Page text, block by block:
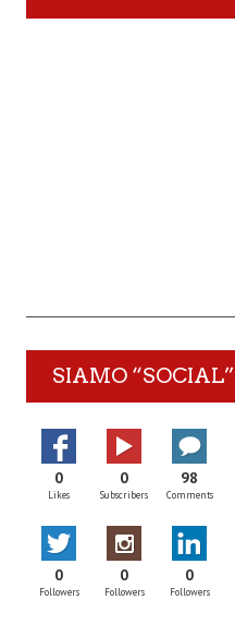
SIAMO “SOCIAL”
0
Likes
0
Subscribers
98
Comments
0
Followers
0
Followers
0
Followers